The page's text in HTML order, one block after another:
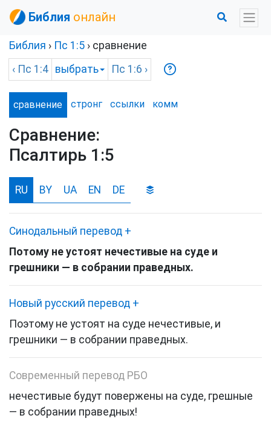
Библия онлайн
Библия › Пс 1:5 › сравнение
‹ Пс 1:4 выбрать Пс 1:6 ›
сравнение стронг ссылки комм
Сравнение:
Псалтирь 1:5
RU BY UA EN DE
Синодальный перевод +
Потому не устоят нечестивые на суде и
грешники — в собрании праведных.
Новый русский перевод +
Поэтому не устоят на суде нечестивые, и
грешники — в собрании праведных.
Современный перевод РБО
нечестивые будут повержены на суде, грешные
— в собрании праведных!